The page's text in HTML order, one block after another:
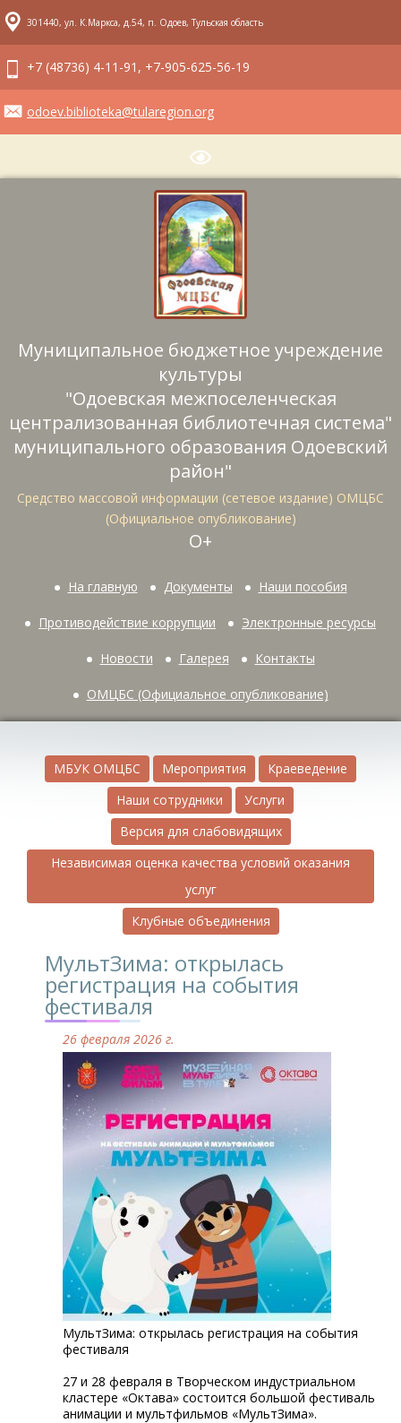
301440, ул. К.Маркса, д.54, п. Одоев, Тульская область
+7 (48736) 4-11-91, +7-905-625-56-19
odoev.biblioteka@tularegion.org
Муниципальное бюджетное учреждение
культуры
"Одоевская межпоселенческая
централизованная библиотечная система"
муниципального образования Одоевский
район"
Средство массовой информации (сетевое издание) ОМЦБС
(Официальное опубликование)
О+
На главную Документы Наши пособия
Противодействие коррупции Электронные ресурсы
Новости Галерея Контакты
ОМЦБС (Официальное опубликование)
МБУК ОМЦБС Мероприятия
Краеведение
Наши сотрудники
Услуги
Версия для слабовидящих
Независимая оценка качества условий оказания
услуг
Клубные объединения
МультЗима: открылась
регистрация на события
фестиваля
26 февраля 2026 г.
МультЗима: открылась регистрация на события
фестиваля
27 и 28 февраля в Творческом индустриальном
кластере «Октава» состоится большой фестиваль
анимации и мультфильмов «МультЗима».